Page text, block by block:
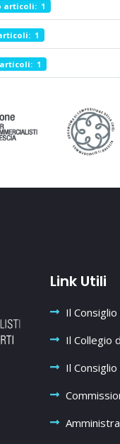
articoli: 1
1
1
Link Utili
Il
Il Collegio
Il